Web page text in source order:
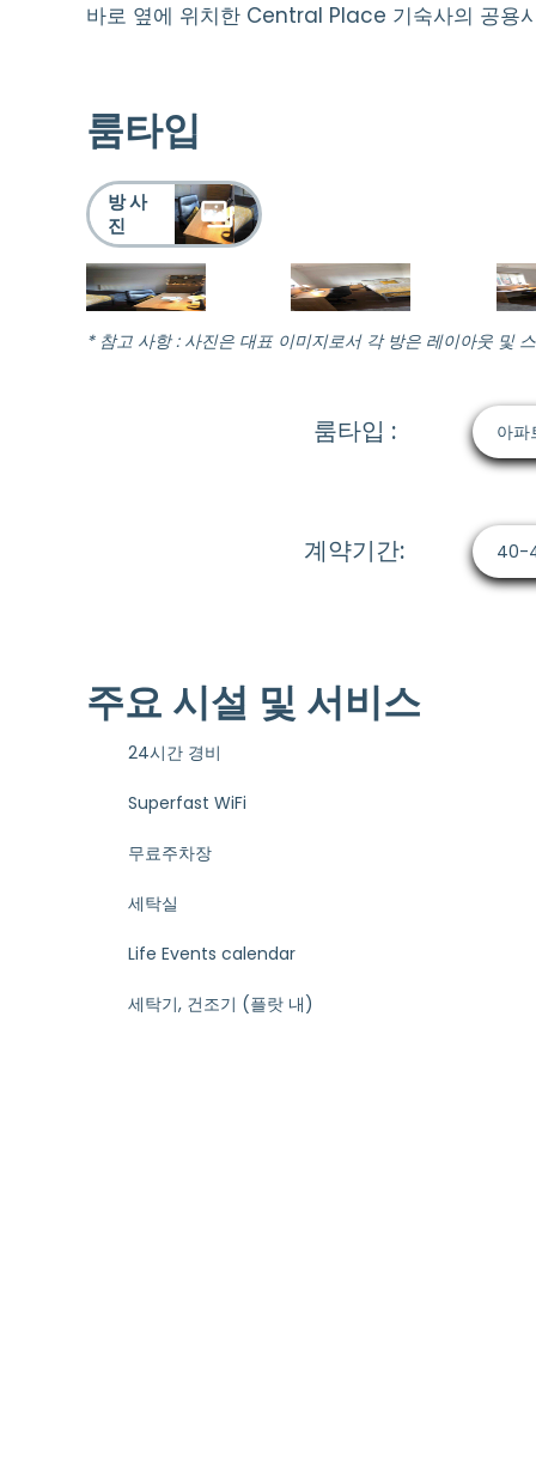
바로 옆에 위치한 Central Place 기숙사의 공용
룸타입
방 사
진
* 참고 사항 : 사진은 대표 이미지로서 각 방은 레이아웃 및
룸타입 : 아파
계약기간: 40-
주요 시설 및 서비스
24시간 경비
Superfast WiFi
무료주차장
세탁실
Life Events calendar
세탁기, 건조기 (플랏 내)